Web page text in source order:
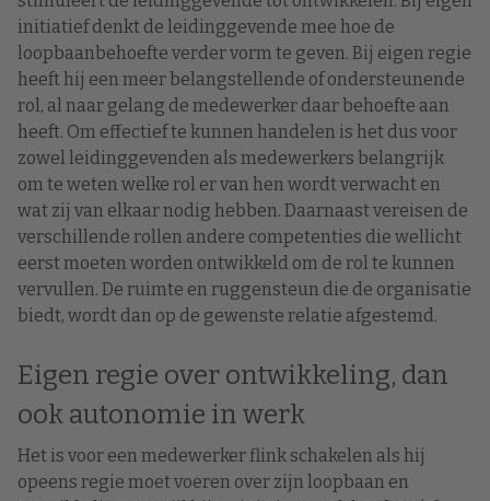
initiatief denkt de leidinggevende mee hoe de
loopbaanbehoefte verder vorm te geven. Bij eigen regie
heeft hij een meer belangstellende of ondersteunende
rol, al naar gelang de medewerker daar behoefte aan
heeft. Om effectief te kunnen handelen is het dus voor
zowel leidinggevenden als medewerkers belangrijk
om te weten welke rol er van hen wordt verwacht en
wat zij van elkaar nodig hebben. Daarnaast vereisen de
verschillende rollen andere competenties die wellicht
eerst moeten worden ontwikkeld om de rol te kunnen
vervullen. De ruimte en ruggensteun die de organisatie
biedt, wordt dan op de gewenste relatie afgestemd.
Eigen regie over ontwikkeling, dan
ook autonomie in werk
Het is voor een medewerker flink schakelen als hij
opeens regie moet voeren over zijn loopbaan en